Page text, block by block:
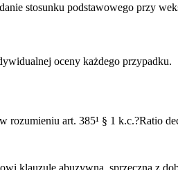
stosunku podstawowego przy
oceny każdego przypadku.
rozumieniu art. 385¹ § 1 k.c.?Ratio
klauzulę abuzywną, sprzeczną z